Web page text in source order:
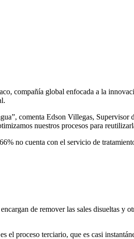
compañía global enfocada a la
comenta Edson Villegas, Supervisor
nuestros procesos para
no cuenta con el servicio de
de remover las sales disueltas y
el proceso terciario, que es casi